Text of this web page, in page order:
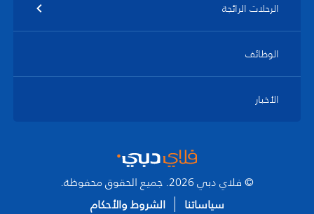
الرحلات الرائجة
الوظائف
الأخبار
© فلاي دبي 2026. جميع الحقوق محفوظة.
سياساتنا
الشروط والأحكام